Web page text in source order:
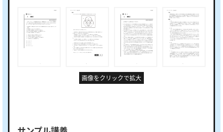
画像をクリックで拡大